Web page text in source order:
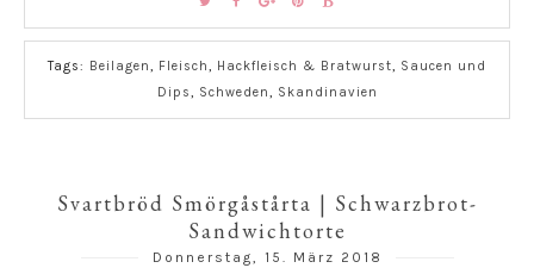
Tags: Beilagen, Fleisch, Hackfleisch & Bratwurst, Saucen und
Dips, Schweden, Skandinavien
Svartbröd Smörgåstårta | Schwarzbrot-
Sandwichtorte
Donnerstag, 15. März 2018